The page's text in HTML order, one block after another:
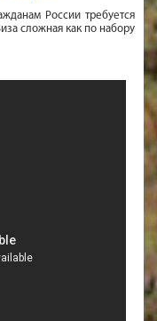
России требуется
сложная как по набору